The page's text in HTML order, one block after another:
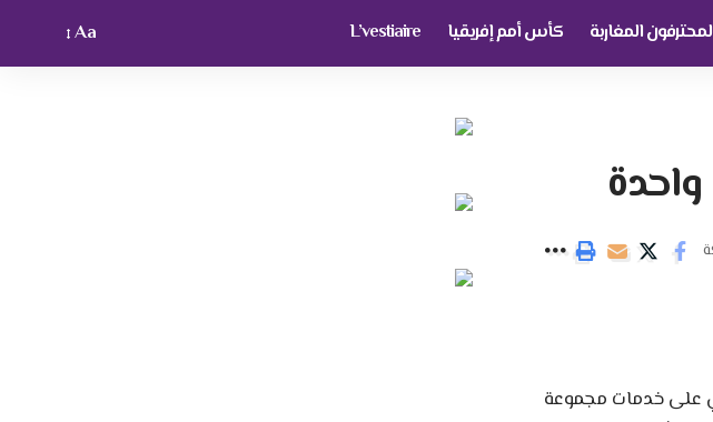
المغاربة كأس أمم إفريقيا L’vestiaire
Aa
على خدمات مجموعة